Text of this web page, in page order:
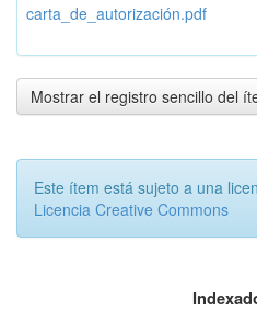
carta_de_autorización.pdf
Mostrar el registro sencillo del
Este ítem está sujeto a una
Licencia Creative Commons